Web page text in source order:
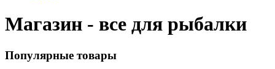
Магазин - все для рыбалки
Популярные товары